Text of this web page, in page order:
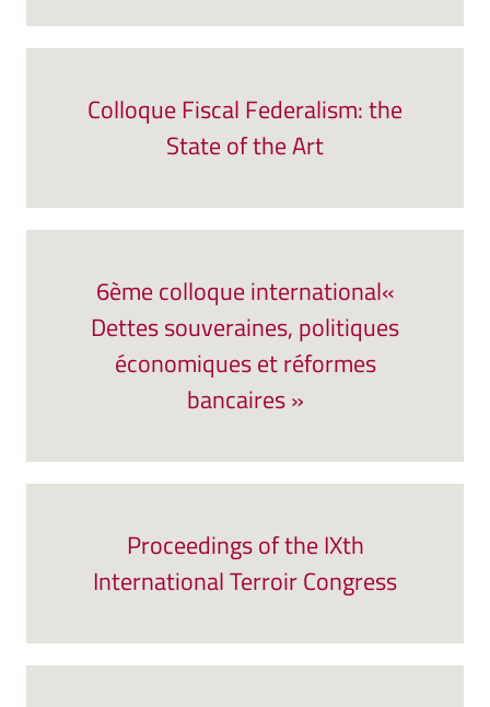
Colloque Fiscal Federalism: the
State of the Art
6ème colloque international«
Dettes souveraines, politiques
économiques et réformes
bancaires »
Proceedings of the IXth
International Terroir Congress